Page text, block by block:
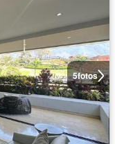
5fotos